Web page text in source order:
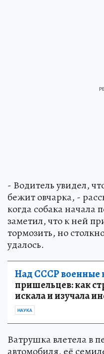
- Водитель увидел,
бежит овчарка, -
когда собака начала
заметил, что к ней
тормозить, но
удалось.
Над СССР военные
пришельцев: как
искала и изучала
НАУКА
Ватрушка влетела в
автомобиля, её